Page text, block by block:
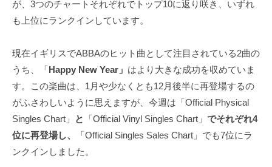
が、3つのチャートそれぞれでトップ10に返り咲き、いずれ
も上位にランクインしています。
現在イギリスでABBAのヒット曲として注目されている2曲の
うち、「Happy New Year」 はより大きな成功を収めていま
す。この楽曲は、1月や少なくとも12月後半に再登場するの
がふさわしいように思えますが、今週は「Official Physical
Singles Chart」
と 「Official Vinyl Singles Chart」 でそれぞれ4
位に再登場し、
「Official Singles Sales Chart」でも7位にラ
ンクインしました。